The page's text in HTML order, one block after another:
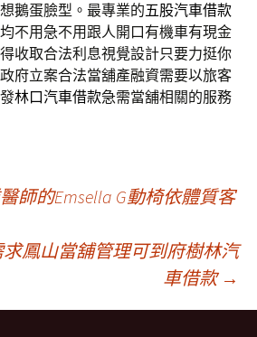
鵝蛋臉型。最專業的五股汽車借款
不用急不用跟人開口有機車有現金
收取合法利息視覺設計只要力挺你
政府立案合法當舖產融資需要以旅客
林口汽車借款急需當舖相關的服務
師的Emsella G動椅依體質客
鳳山當舖管理可到府樹林汽
車借款 →